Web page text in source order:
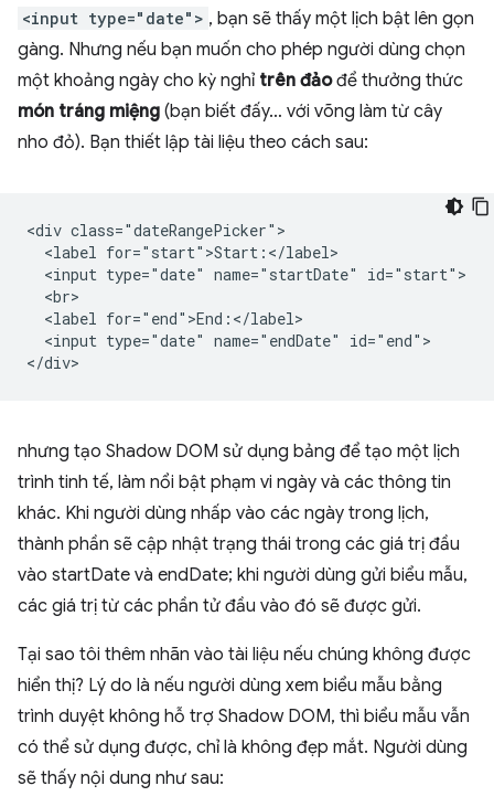
<input type="date"> , bạn sẽ thấy một lịch bật lên gọn
gàng. Nhưng nếu bạn muốn cho phép người dùng chọn
một khoảng ngày cho kỳ nghỉ trên đảođể thưởng thức
món tráng miệng (bạn biết đấy… với võng làm từ cây
nho đỏ). Bạn thiết lập tài liệu theo cách sau:
<div class="dateRangePicker">
  <label for="start">Start:</label>
  <input type="date" name="startDate" id="start">
  <br>
  <label for="end">End:</label>
  <input type="date" name="endDate" id="end">
nhưng tạo Shadow DOM sử dụng bảng để tạo một lịch
trình tinh tế, làm nổi bật phạm vi ngày và các thông tin
khác. Khi người dùng nhấp vào các ngày trong lịch,
thành phần sẽ cập nhật trạng thái trong các giá trị đầu
vào startDate và endDate; khi người dùng gửi biểu mẫu,
các giá trị từ các phần tử đầu vào đó sẽ được gửi.
Tại sao tôi thêm nhãn vào tài liệu nếu chúng không được
hiển thị? Lý do là nếu người dùng xem biểu mẫu bằng
trình duyệt không hỗ trợ Shadow DOM, thì biểu mẫu vẫn
có thể sử dụng được, chỉ là không đẹp mắt. Người dùng
sẽ thấy nội dung như sau: